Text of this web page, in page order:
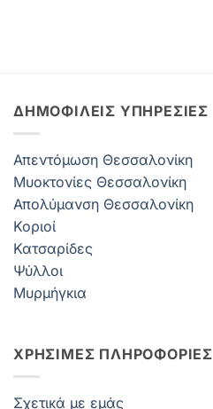
ΔΗΜΟΦΙΛΕΊΣ ΥΠΗΡΕΣΊΕΣ
Απεντόμωση Θεσσαλονίκη
Μυοκτονίες Θεσσαλονίκη
Απολύμανση Θεσσαλονίκη
Κοριοί
Κατσαρίδες
Ψύλλοι
Μυρμήγκια
ΧΡΗΣΙΜΕΣ ΠΛΗΡΟΦΟΡΙΕΣ
Σχετικά με εμάς